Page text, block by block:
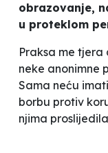
obrazovanje,
u proteklom
Praksa me tjera
neke anonimne
Sama neću
borbu protiv
njima